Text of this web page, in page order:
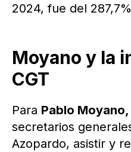
2024, fue del
Moyano y la
CGT
Para Pablo Moyano,
secretarios
Azopardo, asistir y